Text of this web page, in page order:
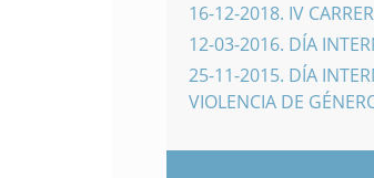
16-12-2018. IV
12-03-2016. DÍA
25-11-2015. DÍA
VIOLENCIA DE